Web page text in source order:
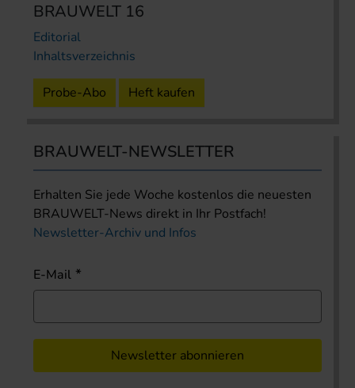
BRAUWELT 16
Editorial
Inhaltsverzeichnis
Probe-Abo Heft kaufen
BRAUWELT-NEWSLETTER
Erhalten Sie jede Woche kostenlos die neuesten
BRAUWELT-News direkt in Ihr Postfach!
Newsletter-Archiv und Infos
E-Mail
Newsletter abonnieren